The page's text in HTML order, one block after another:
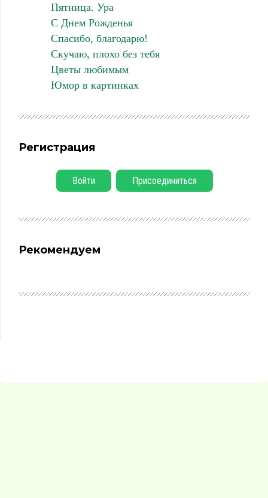
Пятница. Ура
С Днем Рожденья
Спасибо, благодарю!
Скучаю, плохо без тебя
Цветы любимым
Юмор в картинках
Регистрация
Войти Присоединиться
Рекомендуем